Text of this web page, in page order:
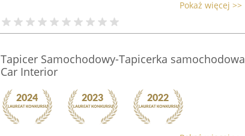
Pokaż więcej >>
Tapicer Samochodowy-Tapicerka samochodowa
Car Interior